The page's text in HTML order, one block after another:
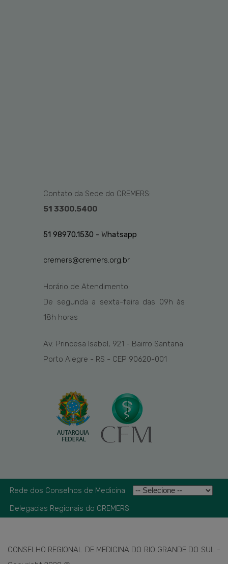
Contato da Sede do CREMERS:
51 3300.5400
51 98970.1530 - Whatsapp
cremers@cremers.org.br
Horário de Atendimento:
De segunda a sexta-feira das 09h às
18h horas
Av. Princesa Isabel, 921 - Bairro Santana
Porto Alegre - RS - CEP 90620-001
Rede dos Conselhos de Medicina
Delegacias Regionais do CREMERS
CONSELHO REGIONAL DE MEDICINA DO RIO GRANDE DO SUL -